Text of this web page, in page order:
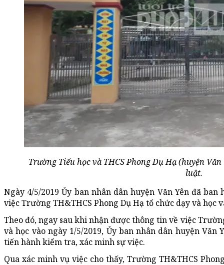
Trường Tiểu học và THCS Phong Dụ Hạ (huyện
luật.
Ngày 4/5/2019 Ủy ban nhân dân huyện Văn Yên đã ban
việc Trường TH&THCS Phong Dụ Hạ tổ chức dạy và học
Theo đó, ngay sau khi nhận được thông tin về việc
và học vào ngày 1/5/2019, Ủy ban nhân dân huyện Văn
tiến hành kiểm tra, xác minh sự việc.
Qua xác minh vụ việc cho thấy, Trường TH&THCS